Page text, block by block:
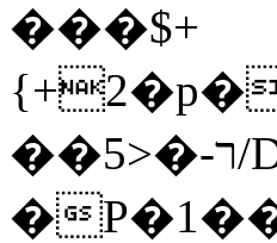
���$+
��ר-�<5/D�>�d�����1!u8JP�@TE�
�